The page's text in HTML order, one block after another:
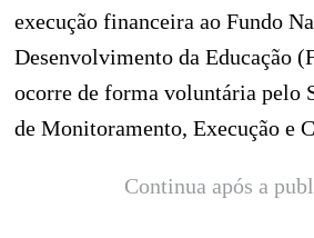
execução financeira ao Fundo
Desenvolvimento da Educação
ocorre de forma voluntária pelo
de Monitoramento, Execução e
Continua após a